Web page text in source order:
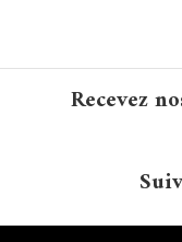
Recevez